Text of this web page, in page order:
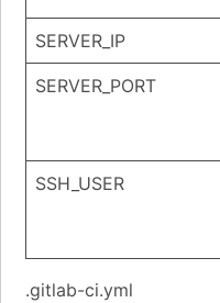
SERVER_IP
SERVER_PORT
SSH_USER
.gitlab-ci.yml